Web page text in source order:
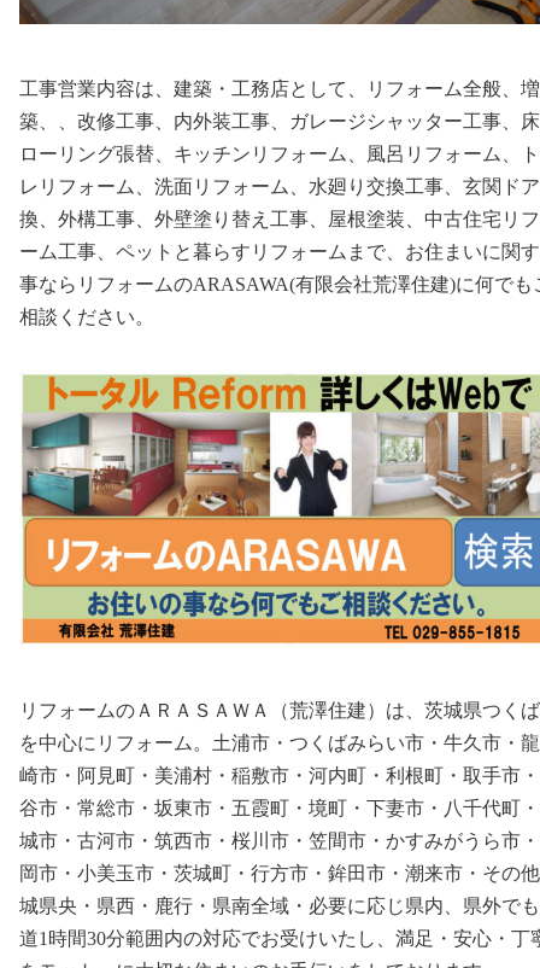
工事営業内容は、建築・工務店として、リフォーム全般、
築、、改修工事、内外装工事、ガレージシャッター工事、
ローリング張替、キッチンリフォーム、風呂リフォーム、
レリフォーム、洗面リフォーム、水廻り交換工事、玄関ド
換、外構工事、外壁塗り替え工事、屋根塗装、中古住宅リ
ーム工事、ペットと暮らすリフォームまで、お住まいに関
事ならリフォームのARASAWA(有限会社荒澤住建)に何でも
相談ください。
リフォームのＡＲＡＳＡＷＡ（荒澤住建）は、茨城県つく
を中心にリフォーム。土浦市・つくばみらい市・牛久市・
崎市・阿見町・美浦村・稲敷市・河内町・利根町・取手市
谷市・常総市・坂東市・五霞町・境町・下妻市・八千代町
城市・古河市・筑西市・桜川市・笠間市・かすみがうら市
岡市・小美玉市・茨城町・行方市・鉾田市・潮来市・その
城県央・県西・鹿行・県南全域・必要に応じ県内、県外で
道1時間30分範囲内の対応でお受けいたし、満足・安心・丁